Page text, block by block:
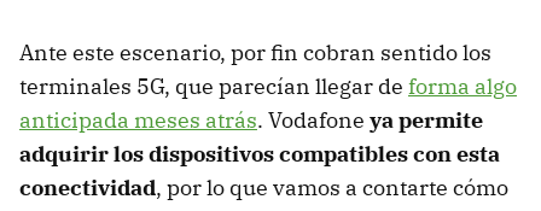
Ante este escenario, por fin cobran sentido los
terminales 5G, que parecían llegar de forma algo
anticipada meses atrás. Vodafone ya permite
adquirir los dispositivos compatibles con esta
conectividad, por lo que vamos a contarte cómo